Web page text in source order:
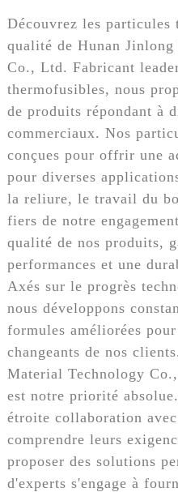
Découvrez les particules
qualité de Hunan
Co., Ltd. Fabricant
thermofusibles, nous
de produits répondant à
commerciaux. Nos
conçues pour offrir une
pour diverses
la reliure, le travail du
fiers de notre
qualité de nos produits,
performances et une
Axés sur le progrès
nous développons
formules améliorées
changeants de nos
Material Technology
est notre priorité
étroite collaboration
comprendre leurs
proposer des solutions
d'experts s'engage à